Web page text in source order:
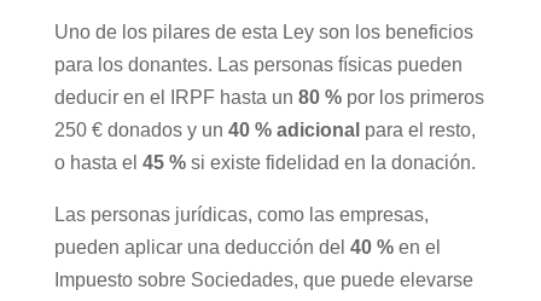
Uno de los pilares de esta Ley son los beneficios
para los donantes. Las personas físicas pueden
deducir en el IRPF hasta un 80 %por los primeros
250 € donados y un 40 % adicional para el resto,
o hasta el 45 %si existe fidelidad en la donación.
Las personas jurídicas, como las empresas,
pueden aplicar una deducción del 40 %en el
Impuesto sobre Sociedades, que puede elevarse